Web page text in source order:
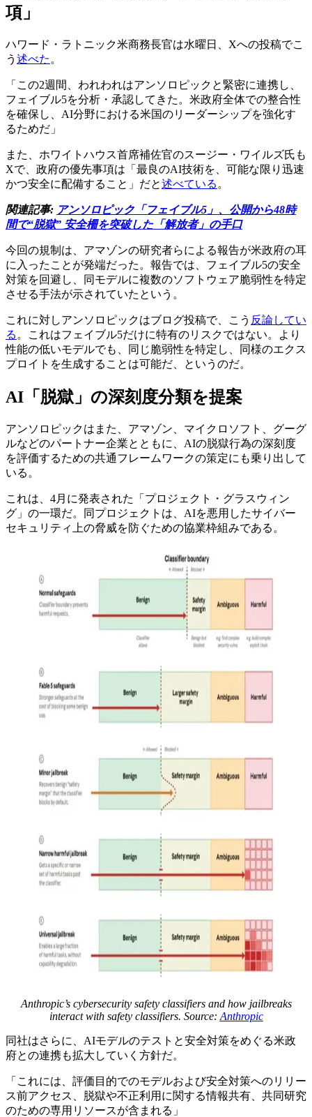
項」
ハワード・ラトニック米商務長官は水曜日、Xへの投稿でこ
う 述べた 。
「この2週間、われわれはアンソロピックと緊密に連携し、
フェイブル5を分析・承認してきた。米政府全体での整合性
を確保し、AI分野における米国のリーダーシップを強化す
るためだ」
また、ホワイトハウス首席補佐官のスージー・ワイルズ氏も
Xで、政府の優先事項は「最良のAI技術を、可能な限り迅速
かつ安全に配備すること」だと述べている 。
関連記事: アンソロピック「フェイブル5」、公開から48時
間で“脱獄” 安全柵を突破した「解放者」の手口
今回の規制は、アマゾンの研究者らによる報告が米政府の耳
に入ったことが発端だった。報告では、フェイブル5の安全
対策を回避し、同モデルに複数のソフトウェア脆弱性を特定
させる手法が示されていたという。
これに対しアンソロピックはブログ投稿で、こう 反論してい
る 。これはフェイブル5だけに特有のリスクではない。より
性能の低いモデルでも、同じ脆弱性を特定し、同様のエクス
プロイトを生成することは可能だ、というのだ。
AI「脱獄」の深刻度分類を提案
アンソロピックはまた、アマゾン、マイクロソフト、グーグ
ルなどのパートナー企業とともに、AIの脱獄行為の深刻度
を評価するための共通フレームワークの策定にも乗り出して
いる。
これは、4月に発表された「プロジェクト・グラスウィン
グ」の一環だ。同プロジェクトは、AIを悪用したサイバー
セキュリティ上の脅威を防ぐための協業枠組みである。
Anthropic’s cybersecurity safety classifiers and how jailbreaks
interact with safety classifiers. Source: Anthropic
同社はさらに、AIモデルのテストと安全対策をめぐる米政
府との連携も拡大していく方針だ。
「これには、評価目的でのモデルおよび安全対策へのリリー
ス前アクセス、脱獄や不正利用に関する情報共有、共同研究
のための専用リソースが含まれる」